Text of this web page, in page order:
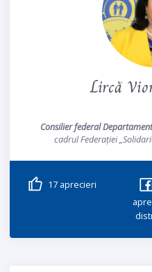
Lircă
Consilier federal
cadrul Federației
17aprecieri